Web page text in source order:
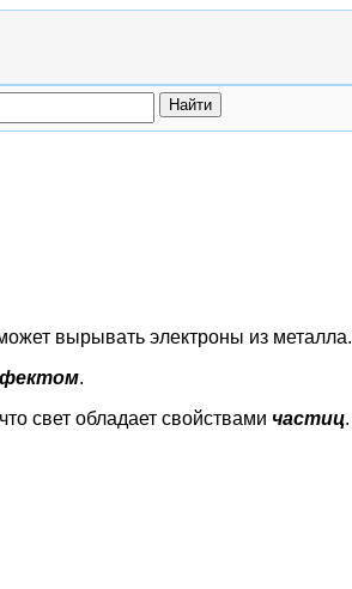
вырывать электроны из металла.
.
свет обладает свойствами частиц.